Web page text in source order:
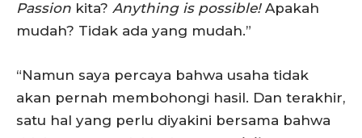
Passion kita? Anything is possible!Apakah
mudah? Tidak ada yang mudah.”
“Namun saya percaya bahwa usaha tidak
akan pernah membohongi hasil. Dan terakhir,
satu hal yang perlu diyakini bersama bahwa